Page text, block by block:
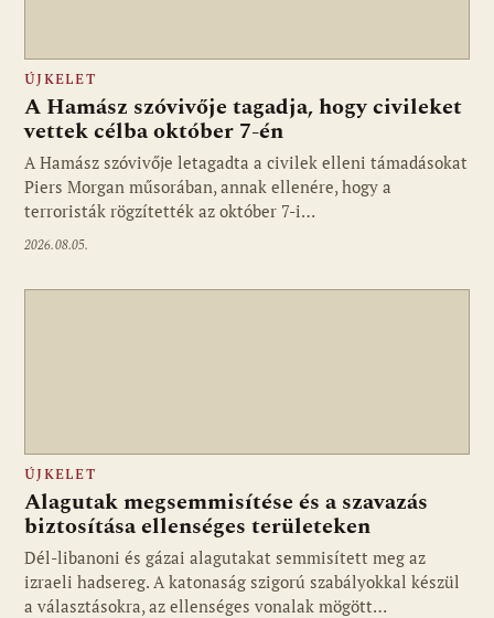
ÚJKELET
A Hamász szóvivője tagadja, hogy civileket
vettek célba október 7-én
A Hamász szóvivője letagadta a civilek elleni támadásokat
Piers Morgan műsorában, annak ellenére, hogy a
terroristák rögzítették az október 7-i…
2026.08.05.
ÚJKELET
Alagutak megsemmisítése és a szavazás
biztosítása ellenséges területeken
Dél-libanoni és gázai alagutakat semmisített meg az
izraeli hadsereg. A katonaság szigorú szabályokkal készül
a választásokra, az ellenséges vonalak mögött…